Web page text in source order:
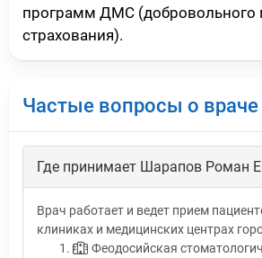
программ ДМС (добровольного
страхования).
Частые вопросы о враче
Где принимает Шарапов Роман
Врач работает и ведет прием
клиниках и медицинских центрах
Феодосийская